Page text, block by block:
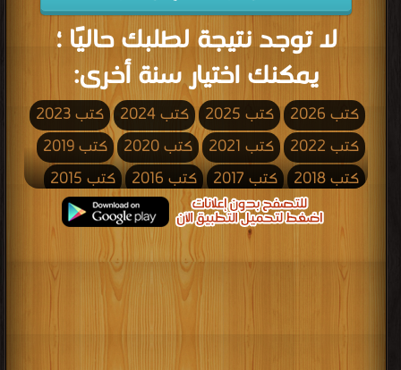
لا توجد نتيجة لطلبك حاليًا ؛
يمكنك اختيار سنة أخرى:
كتب 2026 كتب 2025 كتب 2024
كتب 2023
كتب 2022
كتب 2021 كتب 2020
كتب 2019
كتب 2018
كتب 2017 كتب 2016
كتب 2015
كتب 2013 كتب 2012
كتب 2011
كتب 2009 كتب 2008
كتب 2006
كتب 2005 كتب 2004
كتب 2003
كتب 2000